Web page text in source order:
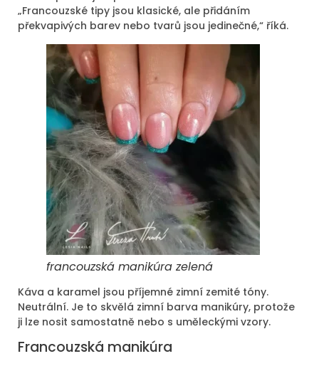
„Francouzské tipy jsou klasické, ale přidáním
překvapivých barev nebo tvarů jsou jedinečné,“ říká.
francouzská manikúra zelená
Káva a karamel jsou příjemné zimní zemité tóny.
Neutrální. Je to skvělá zimní barva manikúry, protože
ji lze nosit samostatně nebo s uměleckými vzory.
Francouzská manikúra